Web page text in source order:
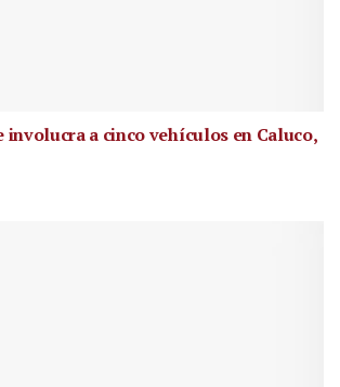
involucra a cinco vehículos en Caluco,